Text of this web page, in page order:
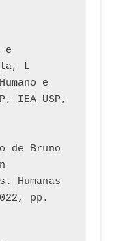
e
L
e
IEA-USP,
de Bruno
pp.